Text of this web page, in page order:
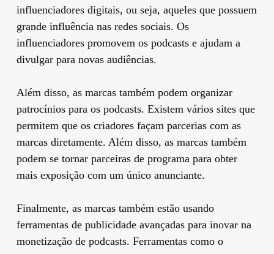
influenciadores digitais, ou seja, aqueles que possuem
grande influência nas redes sociais. Os
influenciadores promovem os podcasts e ajudam a
divulgar para novas audiências.
Além disso, as marcas também podem organizar
patrocínios para os podcasts. Existem vários sites que
permitem que os criadores façam parcerias com as
marcas diretamente. Além disso, as marcas também
podem se tornar parceiras de programa para obter
mais exposição com um único anunciante.
Finalmente, as marcas também estão usando
ferramentas de publicidade avançadas para inovar na
monetização de podcasts. Ferramentas como o